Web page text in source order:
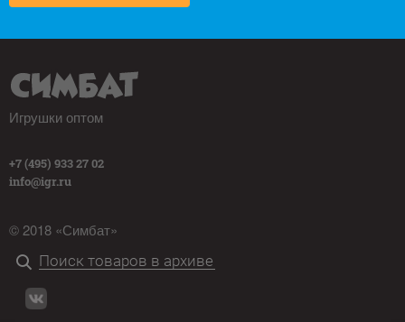
Игрушки оптом
+7 (495) 933 27 02
info@igr.ru
© 2018 «Симбат»